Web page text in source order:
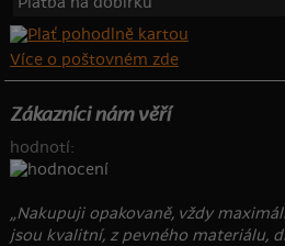
Více o poštovném zde
Zákazníci nám věří
hodnotí:
„Nakupuji opakovaně, vždy
jsou kvalitní, z pevného materiálu,